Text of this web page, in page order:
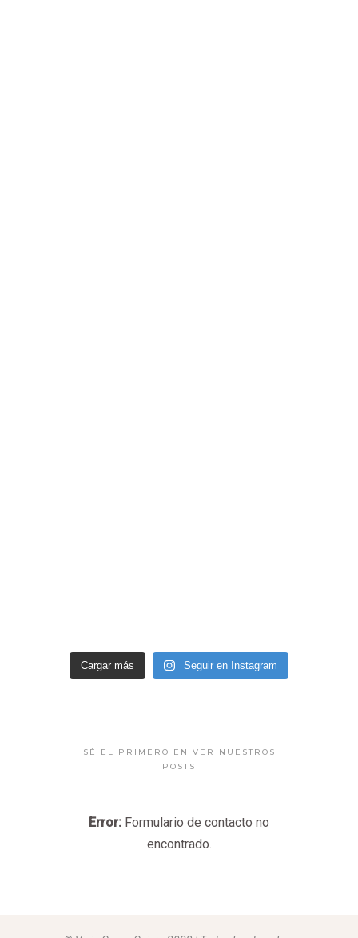
Cargar más Seguir en Instagram
SÉ EL PRIMERO EN VER NUESTROS
POSTS
Error: Formulario de contacto no
encontrado.